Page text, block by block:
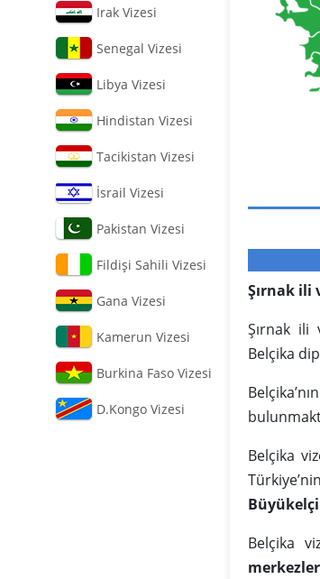
Irak Vizesi
Senegal Vizesi
Libya Vizesi
Hindistan Vizesi
Tacikistan Vizesi
İsrail Vizesi
Pakistan Vizesi
Fildişi Sahili Vizesi
Gana Vizesi
Kamerun Vizesi
Burkina Faso Vizesi
D.Kongo Vizesi
Şırnak ili
Şırnak ili
Belçika
Belçika
Belçika